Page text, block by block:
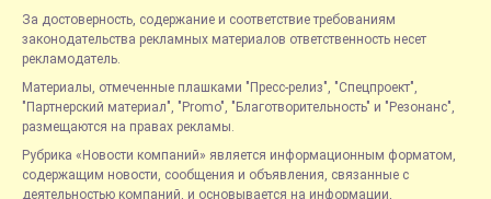
За достоверность, содержание и соответствие требованиям
законодательства рекламных материалов ответственность несет
рекламодатель.
Материалы, отмеченные плашками "Пресс-релиз", "Спецпроект",
"Партнерский материал", "Promo", "Благотворительность" и "Резонанс",
размещаются на правах рекламы.
Рубрика «Новости компаний» является информационным форматом,
содержащим новости, сообщения и объявления, связанные с
деятельностью компаний, и основывается на информации,